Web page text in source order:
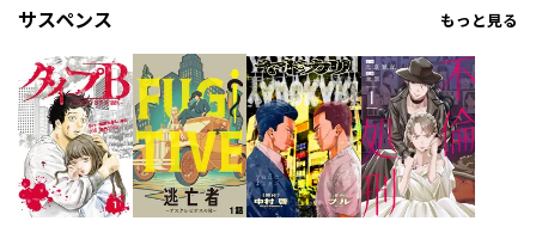
サスペンス もっと見る